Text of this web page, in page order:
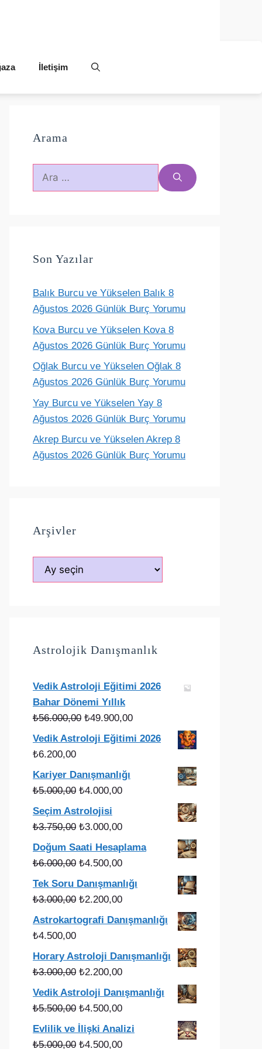
İletişim
Günlük yorum
Akrep
Günlük yorum
Yay
Günlük yorum
Arama
için
Son Yazılar
Balık Burcu ve Yükselen Balık 8
Ağustos 2026 Günlük Burç Yorumu
Kova Burcu ve Yükselen Kova 8
Ağustos 2026 Günlük Burç Yorumu
Oğlak Burcu ve Yükselen Oğlak 8
Ağustos 2026 Günlük Burç Yorumu
Yay Burcu ve Yükselen Yay 8
Ağustos 2026 Günlük Burç Yorumu
Akrep Burcu ve Yükselen Akrep 8
Ağustos 2026 Günlük Burç Yorumu
Arşivler
Arşivler
Astrolojik Danışmanlık
Vedik Astroloji Eğitimi 2026
Bahar Dönemi Yıllık
₺56.000,00 Orijinal
fiyat:
₺49.900,00Şu
andaki
₺49.900,00.
Vedik Astroloji Eğitimi 2026
₺6.200,00
Kariyer Danışmanlığı
₺5.000,00 Orijinal
fiyat:
₺5.000,00.
₺4.000,00Şu
fiyat:
Seçim Astrolojisi
₺3.750,00 Orijinal
fiyat:
₺3.750,00.
₺3.000,00Şu
andaki
fiyat:
Doğum Saati Hesaplama
₺6.000,00 Orijinal
fiyat:
₺6.000,00.
₺4.500,00Şu
andaki
fiyat:
Tek Soru Danışmanlığı
₺3.000,00 Orijinal
fiyat:
₺2.200,00Şu
Astrokartografi Danışmanlığı
₺4.500,00
Horary Astroloji Danışmanlığı
₺3.000,00 Orijinal
fiyat:
₺3.000,00.
₺2.200,00Şu
fiyat:
Vedik Astroloji Danışmanlığı
₺5.500,00 Orijinal
fiyat:
₺5.500,00.
₺4.500,00Şu
andaki
fiyat:
Evlilik ve İlişki Analizi
₺5.000,00 Orijinal
₺4.500,00Şu